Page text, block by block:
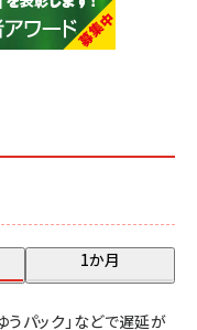
1か月
パック」などで遅延が